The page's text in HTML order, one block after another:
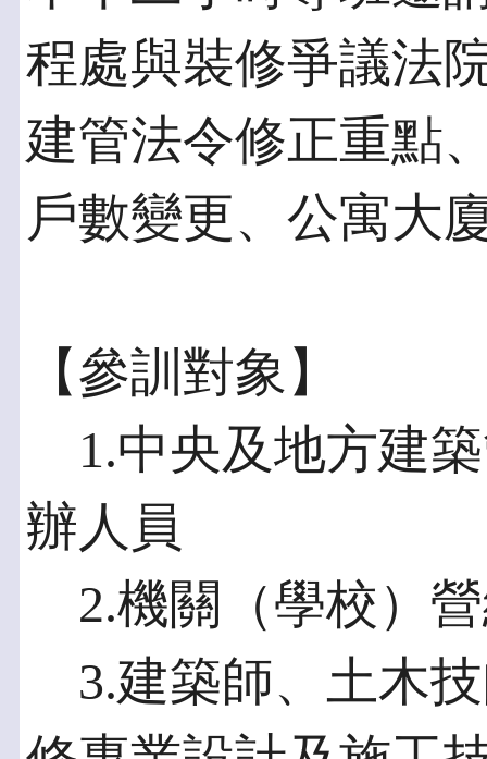
程處與裝修爭議法
建管法令修正重點
戶數變更、公寓大
【參訓對象】
1.中央及地方建
辦人員
2.機關（學校）
3.建築師、土木